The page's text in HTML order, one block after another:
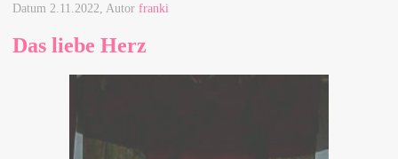
Datum 2.11.2022 , Autor franki
Das liebe Herz